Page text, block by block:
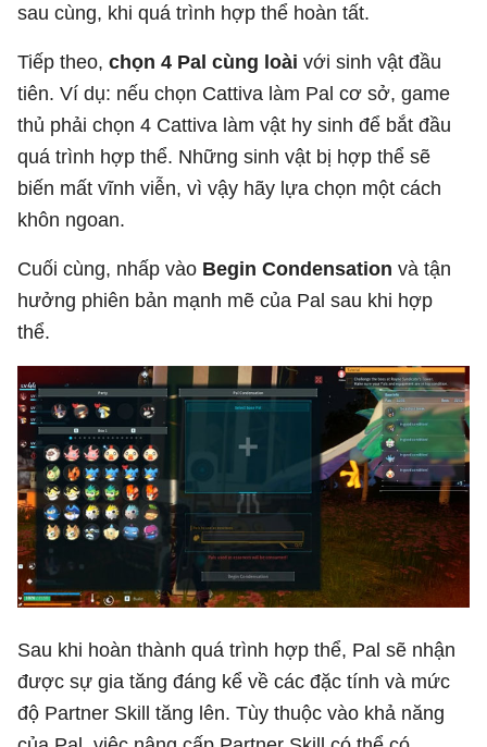
sau cùng, khi quá trình hợp thể hoàn tất.
Tiếp theo, chọn 4 Pal cùng loài với sinh vật đầu
tiên. Ví dụ: nếu chọn Cattiva làm Pal cơ sở, game
thủ phải chọn 4 Cattiva làm vật hy sinh để bắt đầu
quá trình hợp thể. Những sinh vật bị hợp thể sẽ
biến mất vĩnh viễn, vì vậy hãy lựa chọn một cách
khôn ngoan.
Cuối cùng, nhấp vào Begin Condensation và tận
hưởng phiên bản mạnh mẽ của Pal sau khi hợp
thể.
Sau khi hoàn thành quá trình hợp thể, Pal sẽ nhận
được sự gia tăng đáng kể về các đặc tính và mức
độ Partner Skill tăng lên. Tùy thuộc vào khả năng